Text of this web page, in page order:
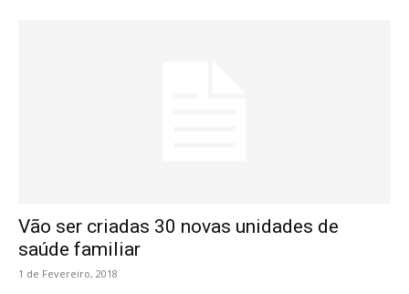
Vão ser criadas 30 novas unidades de
saúde familiar
1 de Fevereiro, 2018